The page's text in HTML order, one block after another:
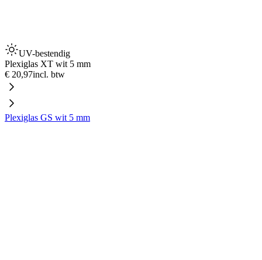
UV-bestendig
Plexiglas XT wit 5 mm
€ 20,97incl. btw
Plexiglas GS wit 5 mm